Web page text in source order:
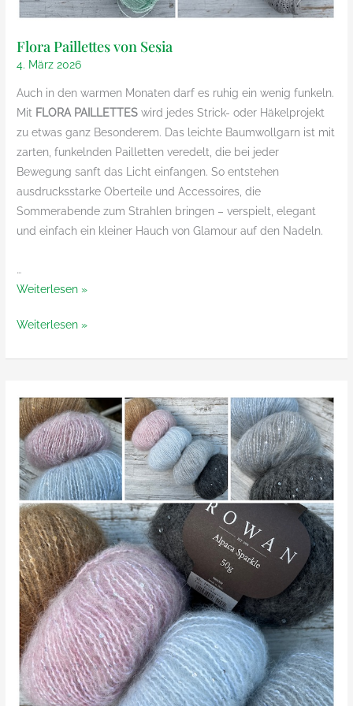
Flora Paillettes von Sesia
4. März 2026
Auch in den warmen Monaten darf es ruhig ein wenig funkeln.
Mit FLORA PAILLETTES wird jedes Strick- oder Häkelprojekt
zu etwas ganz Besonderem. Das leichte Baumwollgarn ist mit
zarten, funkelnden Pailletten veredelt, die bei jeder
Bewegung sanft das Licht einfangen. So entstehen
ausdrucksstarke Oberteile und Accessoires, die
Sommerabende zum Strahlen bringen – verspielt, elegant
und einfach ein kleiner Hauch von Glamour auf den Nadeln.
…
Flora
von
Weiterlesen »
Flora
von
Weiterlesen »